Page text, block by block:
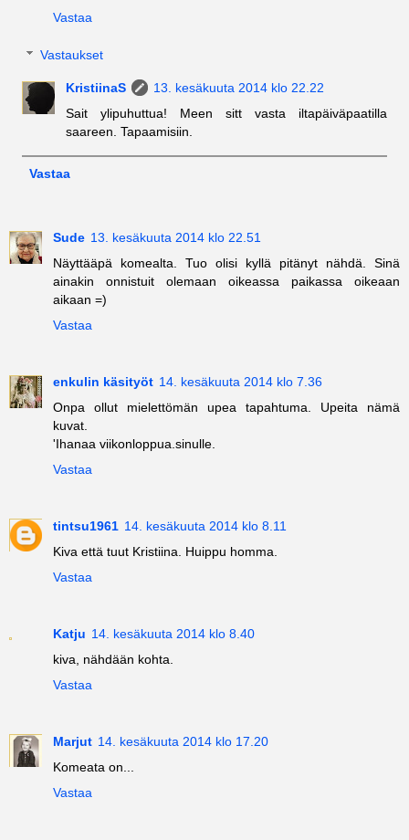
Vastaa
Vastaukset
KristiinaS
13. kesäkuuta 2014 klo 22.22
Sait ylipuhuttua! Meen sitt vasta iltapäiväpaatilla
saareen. Tapaamisiin.
Vastaa
Sude 13. kesäkuuta 2014 klo 22.51
Näyttääpä komealta. Tuo olisi kyllä pitänyt nähdä. Sinä
ainakin onnistuit olemaan oikeassa paikassa oikeaan
aikaan =)
Vastaa
enkulin käsityöt 14. kesäkuuta 2014 klo 7.36
Onpa ollut mielettömän upea tapahtuma. Upeita nämä
kuvat.
'Ihanaa viikonloppua.sinulle.
Vastaa
tintsu1961 14. kesäkuuta 2014 klo 8.11
Kiva että tuut Kristiina. Huippu homma.
Vastaa
Katju 14. kesäkuuta 2014 klo 8.40
kiva, nähdään kohta.
Vastaa
Marjut 14. kesäkuuta 2014 klo 17.20
Komeata on...
Vastaa